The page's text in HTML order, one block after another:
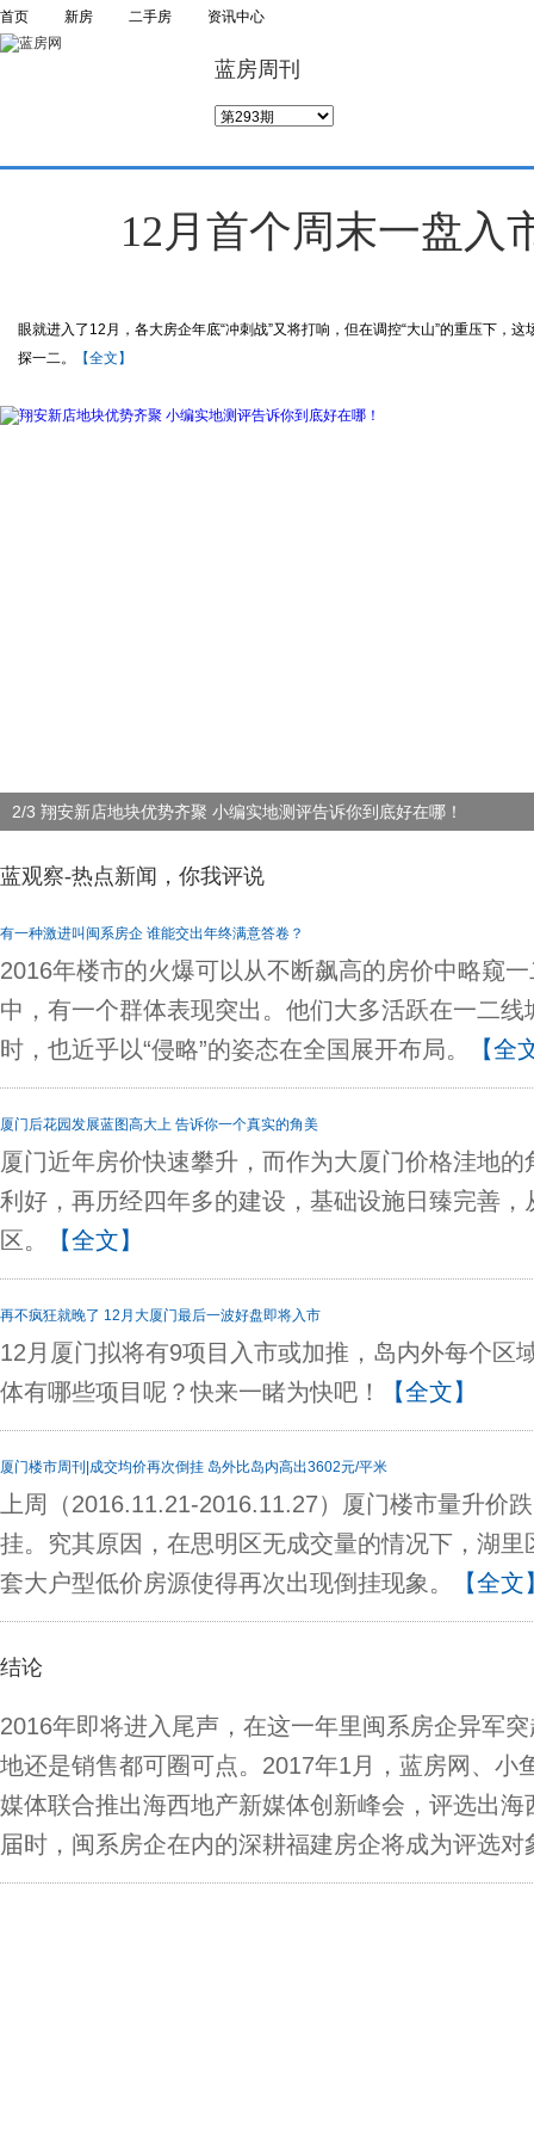
首页 新房 二手房 资讯中心
蓝房周刊
12月首个周末一盘入
眼就进入了12月，各大房企年底“冲刺战”又将打响，但在调控“大山”的重压下，
探一二。
【全文】
2/3 翔安新店地块优势齐聚 小编实地测评告诉你到底好在哪！
蓝观察-热点新闻，你我评说
有一种激进叫闽系房企 谁能交出年终满意答卷？
2016年楼市的火爆可以从不断飙高的房价中略窥
中，有一个群体表现突出。他们大多活跃在一二
时，也近乎以“侵略”的姿态在全国展开布局。
【全
厦门后花园发展蓝图高大上 告诉你一个真实的角美
厦门近年房价快速攀升，而作为大厦门价格洼地
利好，再历经四年多的建设，基础设施日臻完善，
区。
【全文】
再不疯狂就晚了 12月大厦门最后一波好盘即将入市
12月厦门拟将有9项目入市或加推，岛内外每个区
体有哪些项目呢？快来一睹为快吧！
【全文】
厦门楼市周刊|成交均价再次倒挂 岛外比岛内高出3602元/平米
上周（2016.11.21-2016.11.27）厦门楼市量升价
挂。究其原因，在思明区无成交量的情况下，湖
套大户型低价房源使得再次出现倒挂现象。
【全文
结论
2016年即将进入尾声，在这一年里闽系房企异军
地还是销售都可圈可点。2017年1月，蓝房网、小
媒体联合推出海西地产新媒体创新峰会，评选出
届时，闽系房企在内的深耕福建房企将成为评选对